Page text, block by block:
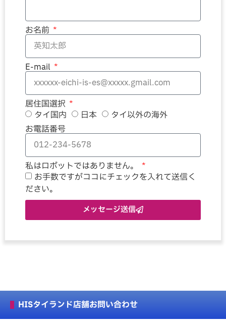
お名前
E-mail
居住国選択
タイ国内
日本
タイ以外の海外
お電話番号
私はロボットではありません。
お手数ですがココにチェックを入れて送信く
ださい。
メッセージ送信
HISタイランド店舗お問い合わせ